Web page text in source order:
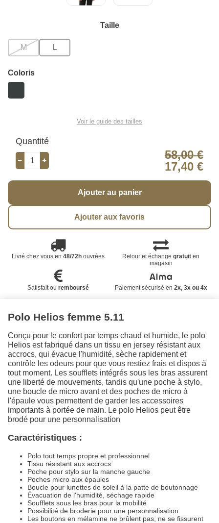
Taille
M L
Coloris
Voir le guide des tailles
Quantité
58,00 €
17,40 €
Ajouter au panier
Ajouter aux favoris
Livré chez vous en 48/72houvrées Retour et échangegratuit en
magasin
Satisfait ou remboursé Paiement sécurisé en 2x, 3x ou 4x
Polo Helios femme 5.11
Conçu pour le confort par temps chaud et humide, le polo
Helios est fabriqué dans un tissu en jersey résistant aux
accrocs, qui évacue l'humidité, sèche rapidement et
contrôle les odeurs pour que vous restiez frais et dispos à
tout moment. Les soufflets intégrés sous les bras assurent
une liberté de mouvements, tandis qu'une poche à stylo,
une boucle de micro avant et des poches de micro à
l'épaule vous permettent de garder les accessoires
importants à portée de main. Le polo Helios peut être
brodé pour une personnalisation
Caractéristiques :
Polo tout temps propre et professionnel
Tissu résistant aux accrocs
Poche pour stylo sur la manche gauche
Poches micro aux épaules
Boucle pour lunettes de soleil à la patte de boutonnage
Évacuation de l'humidité, séchage rapide
Soufflets sous les bras pour la mobilité
Possibilité de broderie pour une personnalisation
Les boutons en mélamine ne brûlent pas, ne se fissurent